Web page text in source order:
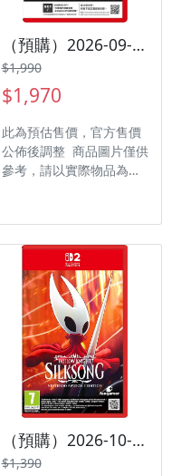
（預購）2026-09-25 NS2 鬼武者 Way of the Sword 中文版
$1,990
$1,970
此為預估售價，官方售價
公佈後調整 商品圖片僅供
參考，請以實際物品為主
台：Nintendo Switch 2
遊戲類型：動作 遊玩人
數：1 人 作品分級：限制
級 製作廠商：CAPCOM
發行廠商：CAPCOM
（預購）2026-10-16 NS2 空洞騎士：絲之歌 中文版
$1,390